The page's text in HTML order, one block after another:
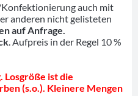
auch mit
anderen nicht gelisteten
auf Anfrage.
. Aufpreis in der Regel 10 %
Losgröße ist die
(s.o.). Kleinere Mengen